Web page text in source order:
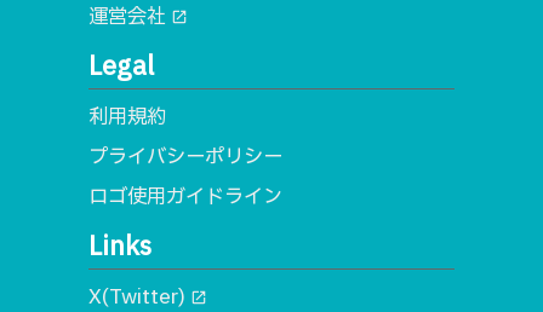
運営会社 open_in_new
Legal
利用規約
プライバシーポリシー
ロゴ使用ガイドライン
Links
X(Twitter) open_in_new